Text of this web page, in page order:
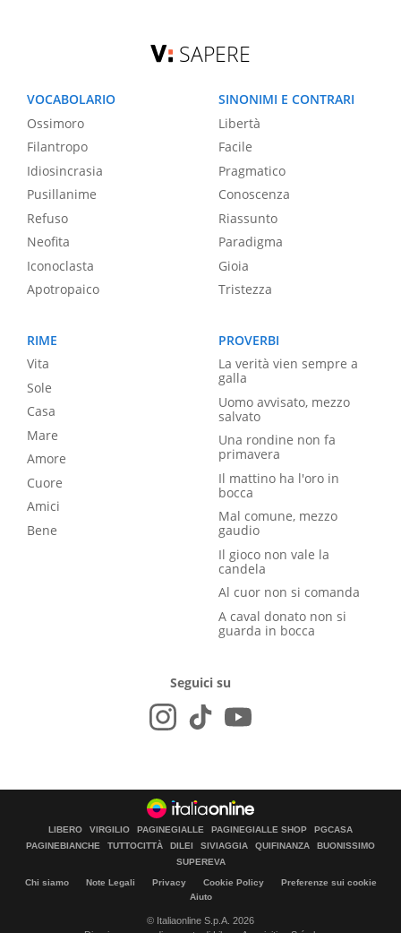
SAPERE
VOCABOLARIO
Ossimoro
Filantropo
Idiosincrasia
Pusillanime
Refuso
Neofita
Iconoclasta
Apotropaico
SINONIMI E CONTRARI
Libertà
Facile
Pragmatico
Conoscenza
Riassunto
Paradigma
Gioia
Tristezza
RIME
Vita
Sole
Casa
Mare
Amore
Cuore
Amici
Bene
PROVERBI
La verità vien sempre a
galla
Uomo avvisato, mezzo
salvato
Una rondine non fa
primavera
Il mattino ha l'oro in
bocca
Mal comune, mezzo
gaudio
Il gioco non vale la
candela
Al cuor non si comanda
A caval donato non si
guarda in bocca
Seguici su
LIBERO VIRGILIO PAGINEGIALLE PAGINEGIALLE SHOP
PGCASA
PAGINEBIANCHE
TUTTOCITTÀ DILEI SIVIAGGIA QUIFINANZA
BUONISSIMO
SUPEREVA
Chi siamo Note Legali Privacy Cookie Policy
Preferenze sui cookie
Aiuto
© Italiaonline S.p.A. 2026